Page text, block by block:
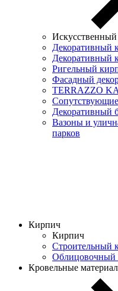
Искусственный
Декоративный
Декоративный
Ригельный
Фасадный
TERRAZZO
Декоративный
Вазоны и
парков
Кирпич
Кирпич
Строительный
Облицовочный
Кровельные